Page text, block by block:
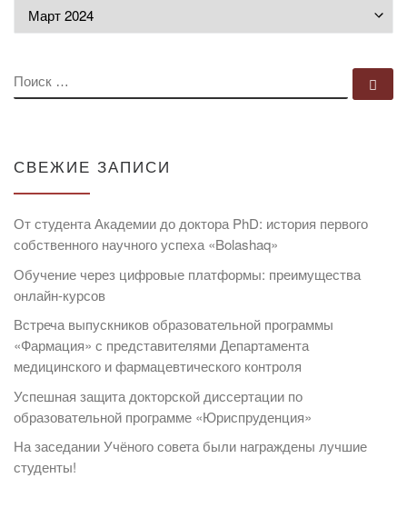
ПОИСК
СВЕЖИЕ ЗАПИСИ
От студента Академии до доктора PhD: история первого
собственного научного успеха «Bolashaq»
Обучение через цифровые платформы: преимущества
онлайн-курсов
Встреча выпускников образовательной программы
«Фармация» с представителями Департамента
медицинского и фармацевтического контроля
Успешная защита докторской диссертации по
образовательной программе «Юриспруденция»
На заседании Учёного совета были награждены лучшие
студенты!